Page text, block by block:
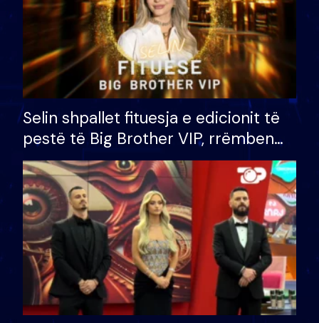
Selin shpallet fituesja e edicionit të
pestë të Big Brother VIP, rrëmben
çmimin e madh prej 100 mijë eurosh